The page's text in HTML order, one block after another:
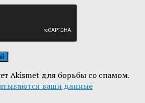
Akismet для борьбы со спамом.
ваши данные